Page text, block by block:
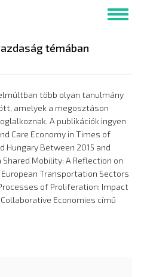
témában
több olyan tanulmány
amelyek a megosztáson
A publikációk ingyen
Care Economy in Times of
Hungary Between 2015 and
Shared Mobility: A Reflection on
Transportation Sectors
of Proliferation: Impact
Economies című